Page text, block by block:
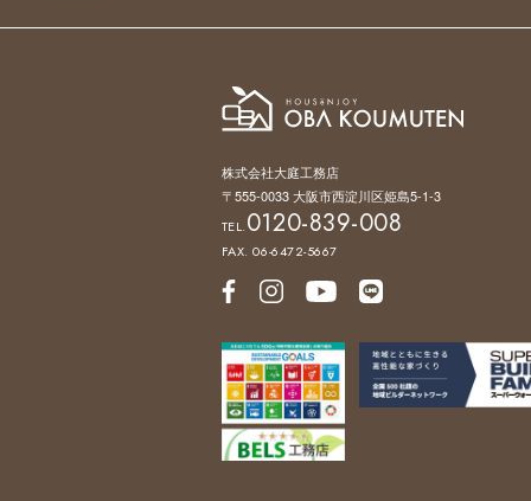
株式会社大庭工務店
〒555-0033 大阪市西淀川区姫島5-1-3
TEL.0120-839-008
FAX. 06-6472-5667